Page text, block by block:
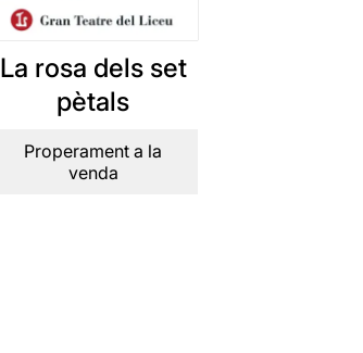
La rosa dels set
pètals
Properament a la
venda